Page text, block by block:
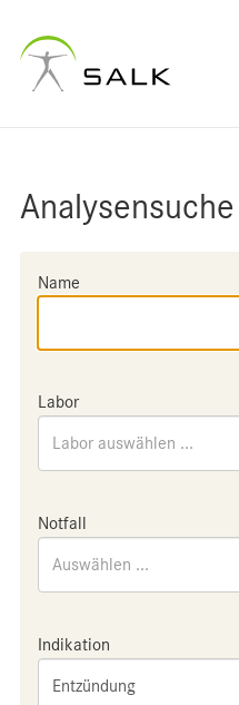
Analysensuche
Name
Labor
Labor auswählen ...
Notfall
Auswählen ...
Indikation
Entzündung